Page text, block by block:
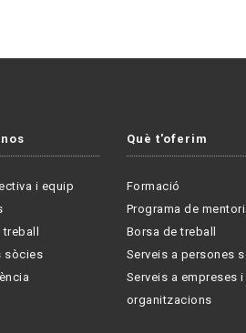
i equip
treball
sòcies
Què t'oferim
Formació
Programa de
Borsa de treball
Serveis a persones
Serveis a empreses i
organitzacions